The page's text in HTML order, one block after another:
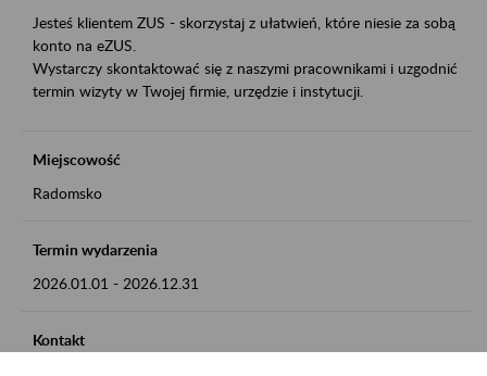
Jesteś klientem ZUS - skorzystaj z ułatwień, które niesie za sobą
konto na eZUS.
Wystarczy skontaktować się z naszymi pracownikami i uzgodnić
termin wizyty w Twojej firmie, urzędzie i instytucji.
Miejscowość
Radomsko
Termin wydarzenia
2026.01.01 - 2026.12.31
Kontakt